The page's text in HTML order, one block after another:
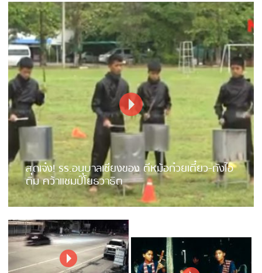
สุดเจ๋ง! รร.อนุบาลเชียงของ ตีหม้อก๋วยเตี๋ยว-ถังไอ
ติม คว้าแชมป์โยธวาธิต